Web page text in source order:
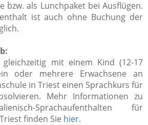
bzw. als Lunchpaket bei Ausflügen.
ist auch ohne Buchung der
mit einem Kind (12-17
oder mehrere Erwachsene an
in Triest einen Sprachkurs für
Mehr Informationen zu
Sprachaufenthalten für
finden Sie hier.